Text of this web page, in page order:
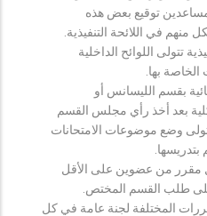
توقيع بعض هذه
منهم في اللائحة التنفيذية.
تتولى اللوائح الداخلية
الخاصة بها.
بقسم الليسانس أو
بعد أخذ رأي مجلس القسم
وضع موضوعات الامتحانات
بتدريسها.
مقرر من عضوين على الأقل
على طلب القسم المختص.
المختلفة لجنة عامة في كل